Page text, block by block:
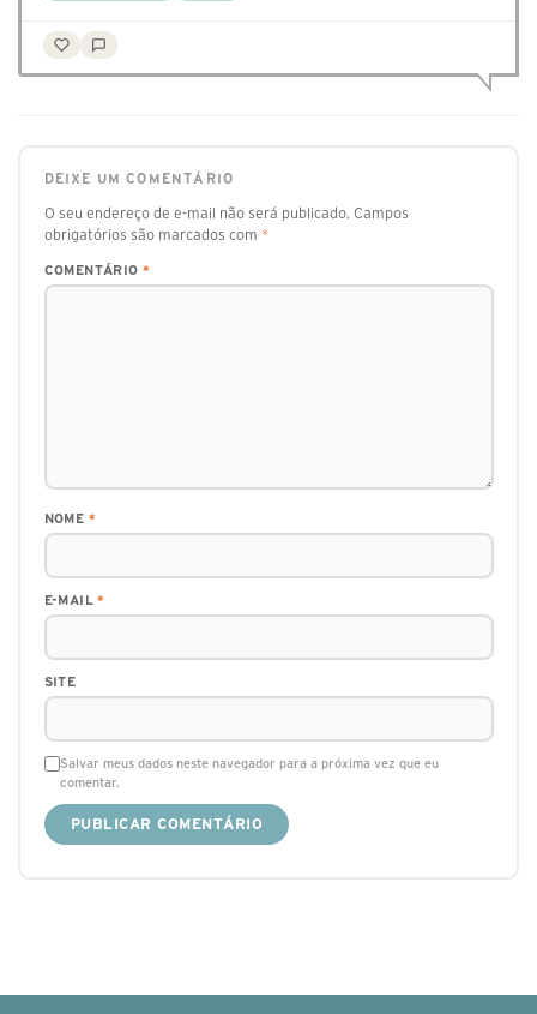
DEIXE UM COMENTÁRIO
O seu endereço de e-mail não será publicado. Campos
obrigatórios são marcados com *
COMENTÁRIO *
NOME *
E-MAIL*
SITE
Salvar meus dados neste navegador para a próxima vez que eu
comentar.